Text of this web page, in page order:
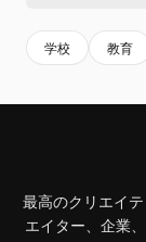
学校 教育
最高のクリエイ
エイター、企業